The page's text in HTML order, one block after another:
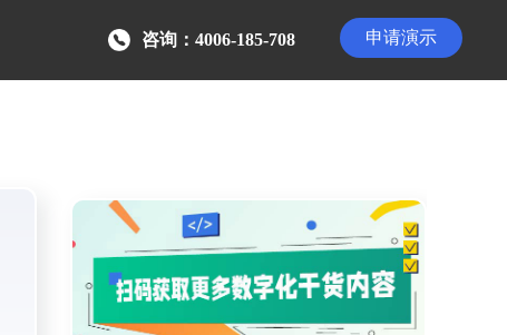
申请演示
咨询：4006-185-708